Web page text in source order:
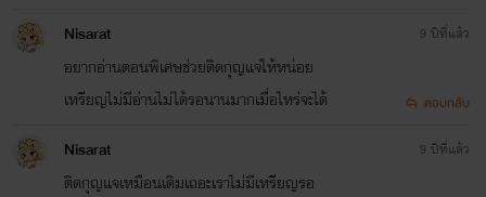
Nisarat
อยากอ่านตอนพิเศษช่วยติดกุญแจให้หน่อย
เหรียญไม่มีอ่านไม่ได้รอนานมากเมื่อไหร่จะได้
9 ปีที่แล้ว
ตอบกลับ
Nisarat
ติดกุญแจเหมือนเดิมเถอะเราไม่มีเหรียญรอ
9 ปีที่แล้ว